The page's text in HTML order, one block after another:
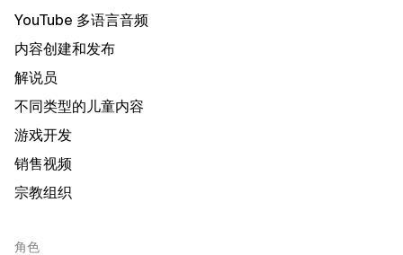
YouTube 多语言音频
内容创建和发布
解说员
不同类型的儿童内容
游戏开发
销售视频
宗教组织
角色